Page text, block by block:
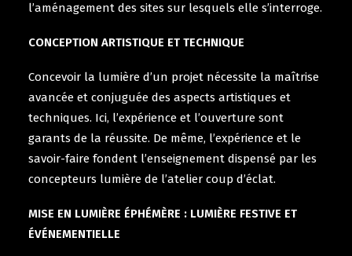
l’aménagement des sites sur lesquels elle s’interroge.
CONCEPTION ARTISTIQUE ET TECHNIQUE
Concevoir la lumière d’un projet nécessite la maîtrise
avancée et conjuguée des aspects artistiques et
techniques. Ici, l’expérience et l’ouverture sont
garants de la réussite. De même, l’expérience et le
savoir-faire fondent l’enseignement dispensé par les
concepteurs lumière de l’atelier coup d’éclat.
MISE EN LUMIÈRE ÉPHÉMÈRE : LUMIÈRE FESTIVE ET
ÉVÉNEMENTIELLE